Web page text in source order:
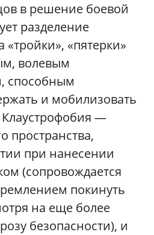
в решение боевой
разделение
«пятерки»
волевым
способным
и мобилизовать
—
пространства,
при нанесении
(сопровождается
покинуть
на еще более
безопасности), и